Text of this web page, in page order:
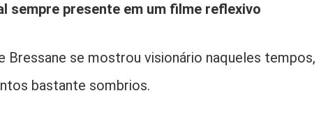
sempre presente em um filme reflexivo
Bressane se mostrou visionário naqueles tempos,
bastante sombrios.